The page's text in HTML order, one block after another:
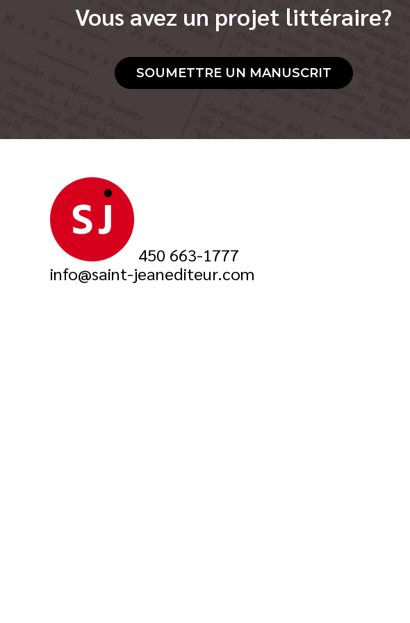
Vous avez un projet littéraire?
SOUMETTRE UN MANUSCRIT
450 663-1777
info@saint-jeanediteur.com